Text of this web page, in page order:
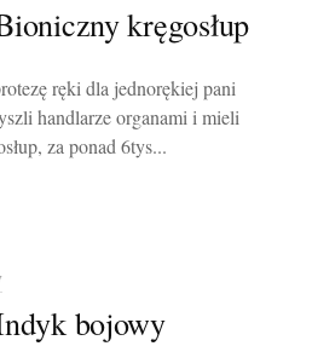
kręgosłup
ręki dla jednorękiej pani
handlarze organami i mieli
za ponad 6tys...
bojowy